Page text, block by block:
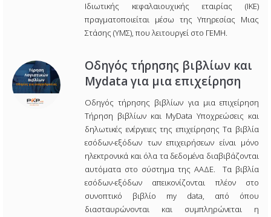
Ιδιωτικής κεφαλαιουχικής εταιρίας (ΙΚΕ)
πραγματοποιείται μέσω της Υπηρεσίας Μιας
Στάσης (ΥΜΣ), που λειτουργεί στο ΓΕΜΗ.
Οδηγός τήρησης βιβλίων και
Mydata για μια επιχείρηση
Οδηγός τήρησης βιβλίων για μια επιχείρηση
Τήρηση βιβλίων και MyData Υποχρεώσεις και
δηλωτικές ενέργειες της επιχείρησης Τα βιβλία
εσόδων-εξόδων των επιχειρήσεων είναι μόνο
ηλεκτρονικά και όλα τα δεδομένα διαβιβάζονται
αυτόματα στο σύστημα της ΑΑΔΕ. Τα βιβλία
εσόδων-εξόδων απεικονίζονται πλέον στο
συνοπτικό βιβλίο my data, από όπου
διασταυρώνονται και συμπληρώνεται η